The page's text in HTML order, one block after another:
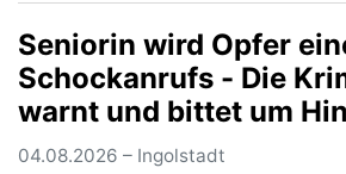
Seniorin wird Opfer
Schockanrufs - Die
warnt und bittet um
04.08.2026 – Ingolstadt